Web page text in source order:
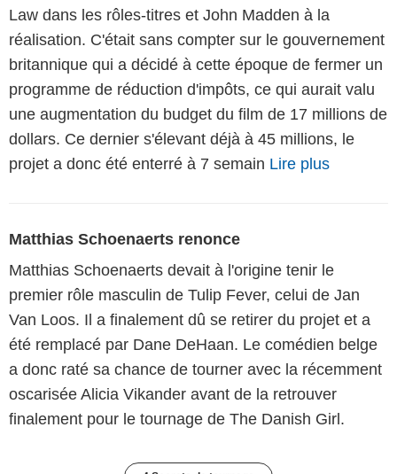
Law dans les rôles-titres et John Madden à la
réalisation. C'était sans compter sur le gouvernement
britannique qui a décidé à cette époque de fermer un
programme de réduction d'impôts, ce qui aurait valu
une augmentation du budget du film de 17 millions de
dollars. Ce dernier s'élevant déjà à 45 millions, le
projet a donc été enterré à 7 semain Lire plus
Matthias Schoenaerts renonce
Matthias Schoenaerts devait à l'origine tenir le
premier rôle masculin de Tulip Fever, celui de Jan
Van Loos. Il a finalement dû se retirer du projet et a
été remplacé par Dane DeHaan. Le comédien belge
a donc raté sa chance de tourner avec la récemment
oscarisée Alicia Vikander avant de la retrouver
finalement pour le tournage de The Danish Girl.